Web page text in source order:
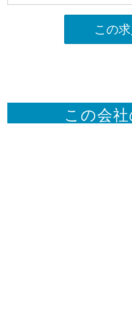
この
この会